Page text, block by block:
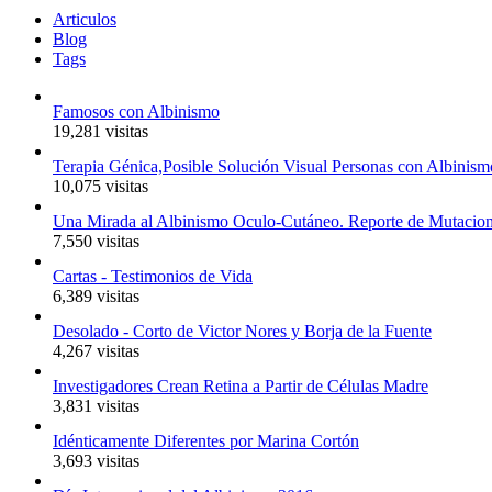
Articulos
Blog
Tags
Famosos con Albinismo
19,281 visitas
Terapia Génica,Posible Solución Visual Personas con
10,075 visitas
Una Mirada al Albinismo Oculo-Cutáneo. Reporte de
7,550 visitas
Cartas - Testimonios de Vida
6,389 visitas
Desolado - Corto de Victor Nores y Borja de la Fuente
4,267 visitas
Investigadores Crean Retina a Partir de Células Madre
3,831 visitas
Idénticamente Diferentes por Marina Cortón
3,693 visitas